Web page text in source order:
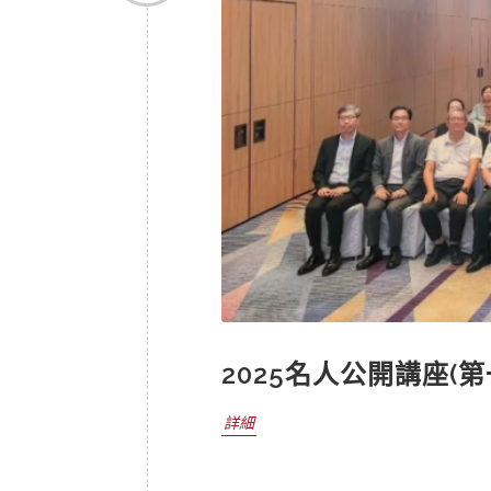
2025名人公開講座(
詳細